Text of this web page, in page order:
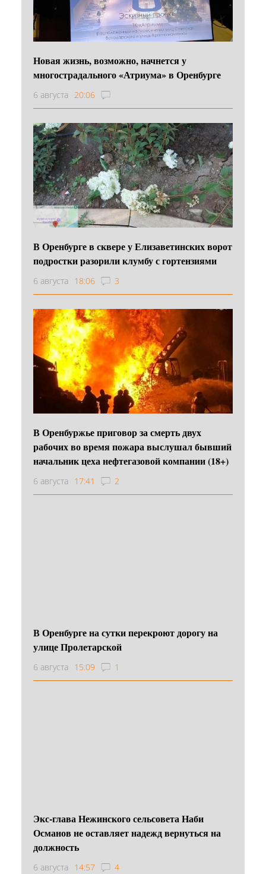
Новая жизнь, возможно, начнется у
многострадального «Атриума» в Оренбурге
6 августа 20:06
В Оренбурге в сквере у Елизаветинских ворот
подростки разорили клумбу с гортензиями
6 августа 18:06 3
В Оренбуржье приговор за смерть двух
рабочих во время пожара выслушал бывший
начальник цеха нефтегазовой компании (18+)
6 августа 17:41 2
В Оренбурге на сутки перекроют дорогу на
улице Пролетарской
6 августа 15:09 1
Экс-глава Нежинского сельсовета Наби
Османов не оставляет надежд вернуться на
должность
6 августа 14:57 4